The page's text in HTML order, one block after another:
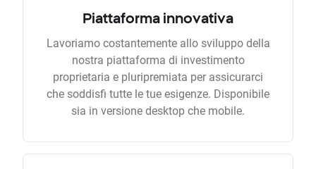
Piattaforma innovativa
Lavoriamo costantemente allo sviluppo della
nostra piattaforma di investimento
proprietaria e pluripremiata per assicurarci
che soddisfi tutte le tue esigenze. Disponibile
sia in versione desktop che mobile.